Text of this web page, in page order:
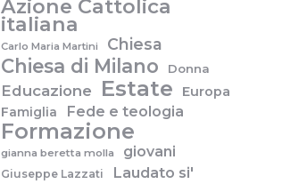
Azione Cattolica
italiana
Carlo Maria Martini Chiesa
Chiesa di Milano Donna
Educazione Estate
Europa
Famiglia
Fede e teologia
Formazione
gianna beretta molla giovani
Giuseppe Lazzati
Laudato si'